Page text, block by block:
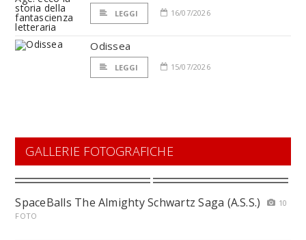
LEGGI 16/07/2026
Odissea
LEGGI 15/07/2026
GALLERIE FOTOGRAFICHE
SpaceBalls The Almighty Schwartz Saga (A.S.S.)
10
FOTO